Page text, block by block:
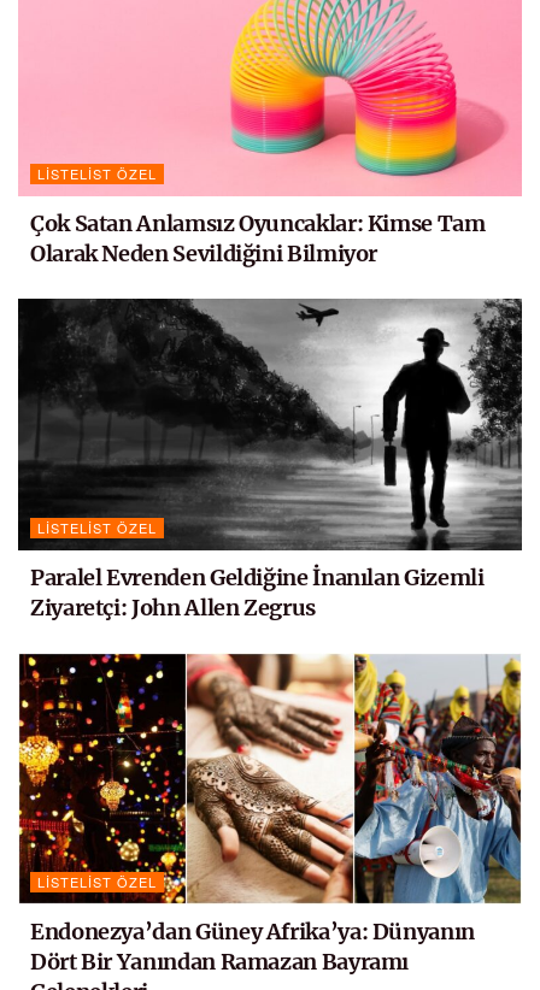
LISTELIST ÖZEL
Çok Satan Anlamsız Oyuncaklar: Kimse Tam
Olarak Neden Sevildiğini Bilmiyor
LISTELIST ÖZEL
Paralel Evrenden Geldiğine İnanılan Gizemli
Ziyaretçi: John Allen Zegrus
LISTELIST ÖZEL
Endonezya’dan Güney Afrika’ya: Dünyanın
Dört Bir Yanından Ramazan Bayramı